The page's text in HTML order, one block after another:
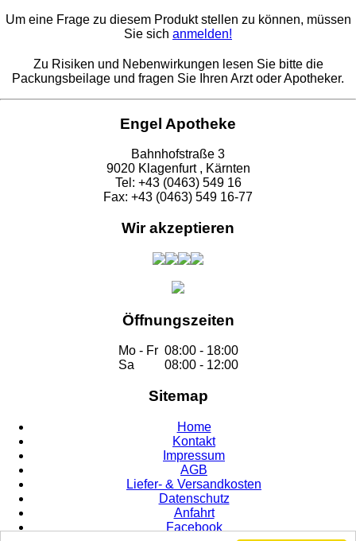
Um eine Frage zu diesem Produkt stellen zu können, müssen
Sie sich anmelden!
Zu Risiken und Nebenwirkungen lesen Sie bitte die
Packungsbeilage und fragen Sie Ihren Arzt oder Apotheker.
Engel Apotheke
Bahnhofstraße 3
9020 Klagenfurt , Kärnten
Tel: +43 (0463) 549 16
Fax: +43 (0463) 549 16-77
Wir akzeptieren
Öffnungszeiten
Mo - Fr 08:00 - 18:00
Sa
08:00 - 12:00
Sitemap
Home
Kontakt
Impressum
AGB
Liefer- & Versandkosten
Datenschutz
Anfahrt
Facebook